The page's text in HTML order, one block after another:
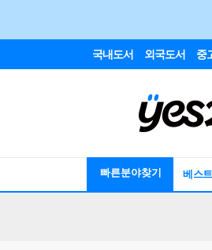
국내도서 외국도서 중
빠른분야찾기 베스트